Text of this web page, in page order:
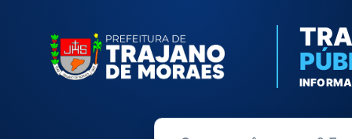
Buscar no Portal da